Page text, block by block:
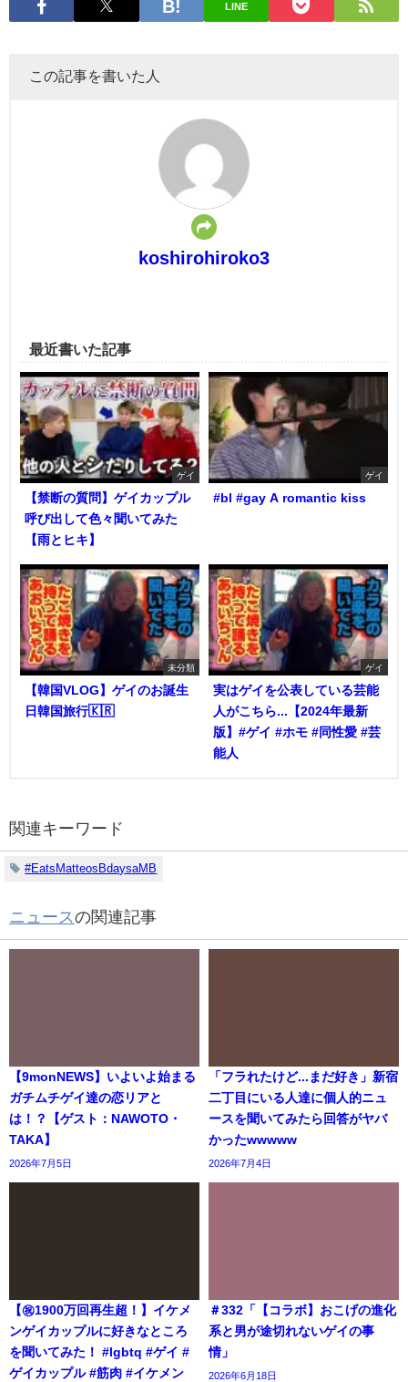
LINE
この記事を書いた人
koshirohiroko3
最近書いた記事
ゲイ
【禁断の質問】ゲイカップル
呼び出して色々聞いてみた
【雨とヒキ】
ゲイ
#bl #gay A romantic kiss
未分類
【韓国VLOG】ゲイのお誕生
日韓国旅行🇰🇷
ゲイ
実はゲイを公表している芸能
人がこちら...【2024年最新
版】#ゲイ #ホモ #同性愛 #芸
能人
関連キーワード
#EatsMatteosBdaysaMB
ニュース の関連記事
【9monNEWS】いよいよ始まる
ガチムチゲイ達の恋リアと
は！？【ゲスト：NAWOTO・
TAKA】
2026年7月5日
「フラれたけど...まだ好き」新宿
二丁目にいる人達に個人的ニュ
ースを聞いてみたら回答がヤバ
かったwwwww
2026年7月4日
【㊗️1900万回再生超！】イケメ
ンゲイカップルに好きなところ
を聞いてみた！ #lgbtq #ゲイ #
ゲイカップル #筋肉 #イケメン
＃332「【コラボ】おこげの進化
系と男が途切れないゲイの事
情」
2026年6月18日